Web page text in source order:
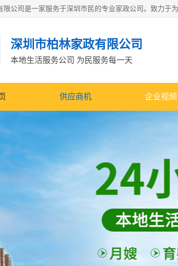
深圳市柏林家政有限公司
本地生活服务公司 为民服务每一天
供应商机 企业视频